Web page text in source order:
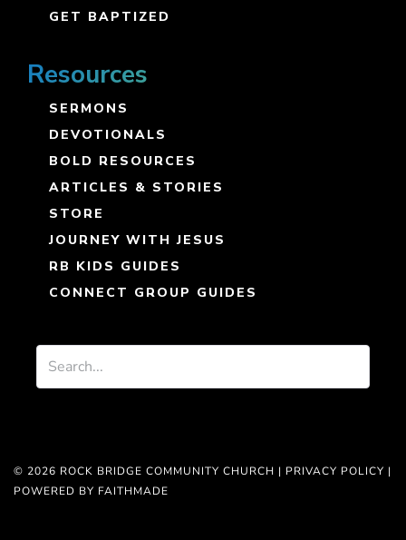
GET BAPTIZED
Resources
SERMONS
DEVOTIONALS
BOLD RESOURCES
ARTICLES & STORIES
STORE
JOURNEY WITH JESUS
RB KIDS GUIDES
CONNECT GROUP GUIDES
© 2026 ROCK BRIDGE COMMUNITY CHURCH | PRIVACY POLICY |
POWERED BY FAITHMADE